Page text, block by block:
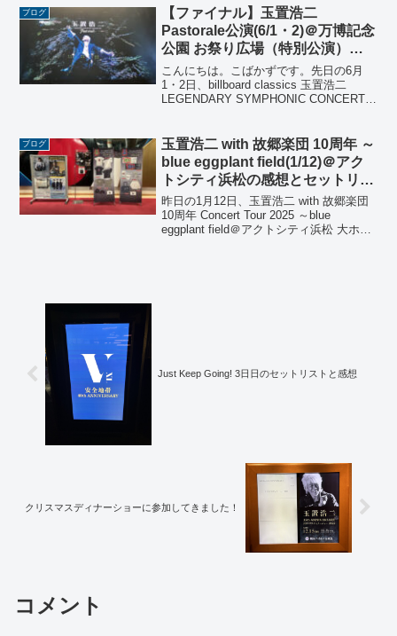
投稿で...
ブログ
【ファイナル】玉置浩二
Pastorale公演(6/1・2)＠万博記念
公園 お祭り広場（特別公演）の
感想とセットリスト（後編）
こんにちは。こばかずです。先日の6月
1・2日、billboard classics 玉置浩二
LEGENDARY SYMPHONIC CONCERT
ブログ
玉置浩二 with 故郷楽団 10周年 ～
blue eggplant field(1/12)＠アク
トシティ浜松の感想とセットリス
ト（振替公演）
昨日の1月12日、玉置浩二 with 故郷楽団
10周年 Concert Tour 2025 ～blue
eggplant field＠アクトシティ浜松 大ホー
Just Keep Going! 3日日のセットリストと感想
クリスマスディナーショーに参加してきました！
コメント